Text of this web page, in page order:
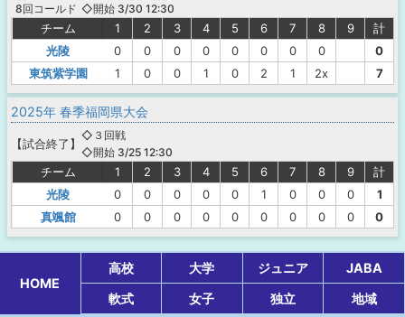
8回コールド ◇開始 3/30 12:30
チーム 1 2 3 4 5 6 7 8 9
計
光陵
0 0 0 0 0 0 0 0
0
東筑紫学園
1 0 0 1 0 2 1 2x 7
2025年 春季福岡県大会
【試合終了 】
◇３回戦
◇開始 3/25 12:30
チーム 1 2 3 4 5 6 7 8 9
計
光陵
0 0 0 0 0 1 0 0 0
1
真颯館
0 0 0 0 0 0 0 0 0 0
HOME
高校 大学 ジュニア
JABA
軟式
女子 独立 地域